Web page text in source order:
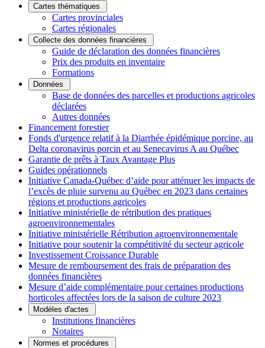
Cartes thématiques
Cartes provinciales
Cartes régionales
Collecte des données financières
Guide de déclaration des données financières
Prix des produits en inventaire
Formations
Données
Base de données des parcelles et productions agricoles
déclarées
Autres données
Financement forestier
Fonds d'urgence relatif à la Diarrhée épidémique porcine, au
Delta coronavirus porcin et au Senecavirus A au Québec
Garantie de prêts à Taux Avantage Plus
Guides opérationnels
Initiative Canada-Québec d’aide pour atténuer les impacts de
l’excès de pluie survenu au Québec en 2023 dans certaines
régions et productions agricoles
Initiative ministérielle de rétribution des pratiques
agroenvironnementales
Initiative ministérielle Rétribution agroenvironnementale
Initiative pour soutenir la compétitivité du secteur agricole
Investissement Croissance Durable
Mesure de remboursement des frais de préparation des
données financières
Mesure d’aide complémentaire pour certaines productions
horticoles affectées lors de la saison de culture 2023
Modèles d'actes
Institutions financières
Notaires
Normes et procédures